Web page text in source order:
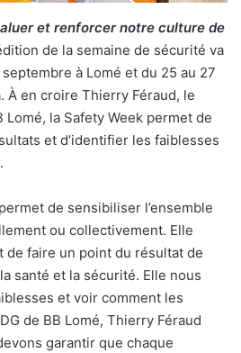
et renforcer notre culture de
de la semaine de sécurité va
à Lomé et du 25 au 27
À en croire Thierry Féraud, le
la Safety Week permet de
et d’identifier les faiblesses
de sensibiliser l’ensemble
ou collectivement. Elle
de faire un point du résultat de
santé et la sécurité. Elle nous
et voir comment les
de BB Lomé, Thierry Féraud
garantir que chaque